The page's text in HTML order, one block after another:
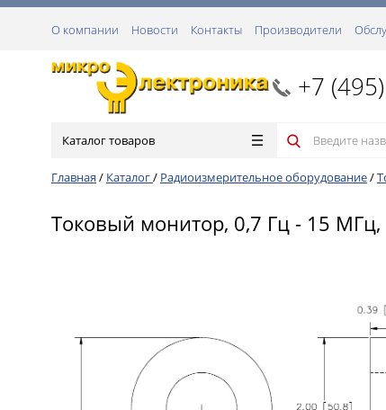
О компании Новости Контакты Производители
+7
Каталог товаров
Главная / Каталог/ Радиоизмерительное оборудование/
Токовый монитор, 0,7 Гц - 15 МГц,